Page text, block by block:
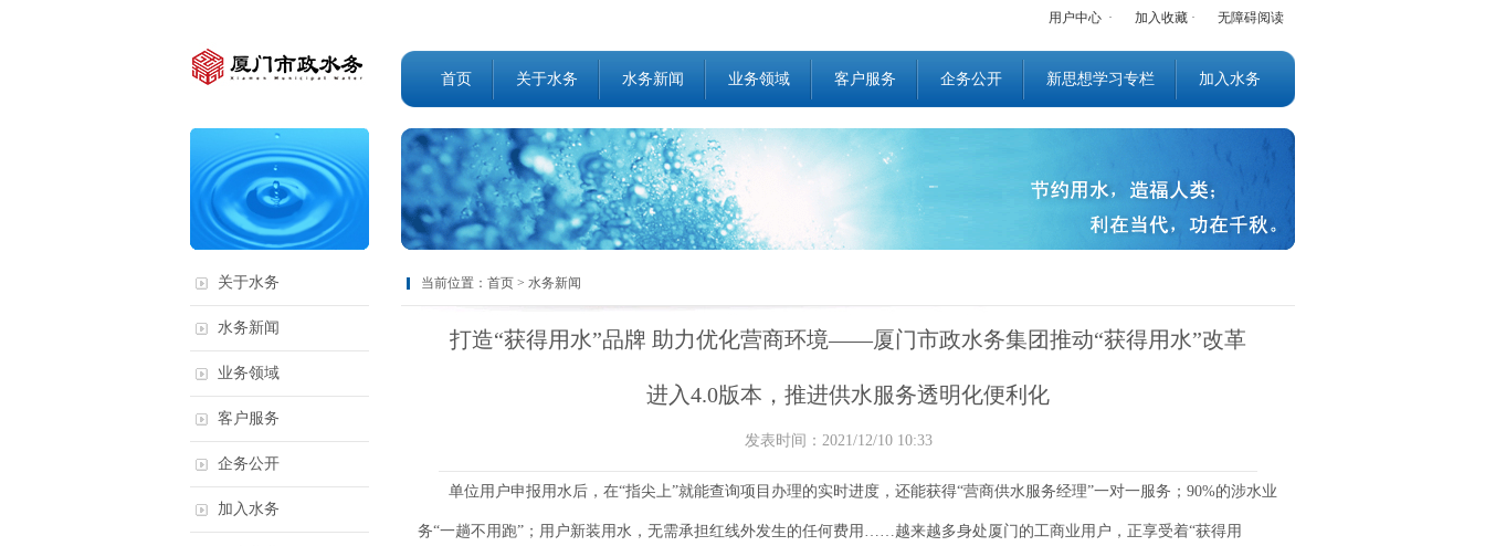
用户中心 · 加入收藏 · 无障碍阅读
首页 关于水务 水务新闻 业务领域 客户服务 企务公开 新思想学习专栏 加入水务
关于水务
水务新闻
业务领域
客户服务
企务公开
加入水务
当前位置： 首页 > 水务新闻
打造“获得用水”品牌 助力优化营商环境——厦门市政水务集团推动“获得用水”改革
进入4.0版本，推进供水服务透明化便利化
发表时间：2021/12/10 10:33
单位用户申报用水后，在“指尖上”就能查询项目办理的实时进度，还能获得“营商供水服务经理”一对一服务；90%的涉水业
务“一趟不用跑”；用户新装用水，无需承担红线外发生的任何费用……越来越多身处厦门的工商业用户，正享受着“获得用